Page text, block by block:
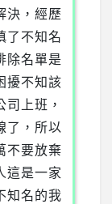
決，經歷
了不知名
除名單是
擾不知該
上班，
了，所以
不要放棄
這是一家
知名的我